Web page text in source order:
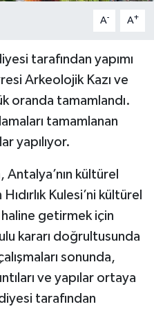
A- A+
tarafından yapımı
Arkeolojik Kazı ve
oranda tamamlandı.
tamamlanan
yapılıyor.
Antalya’nın kültürel
Kulesi’ni kültürel
getirmek için
kararı doğrultusunda
sonunda,
ve yapılar ortaya
tarafından